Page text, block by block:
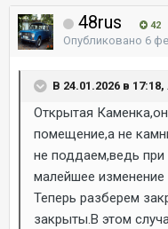
48rus 42
Опубликовано 6
В 24.01.2026 в
Открытая
помещение,а не
не поддаем,ведь
малейшее изменение
Теперь разберем
закрыты.В этом